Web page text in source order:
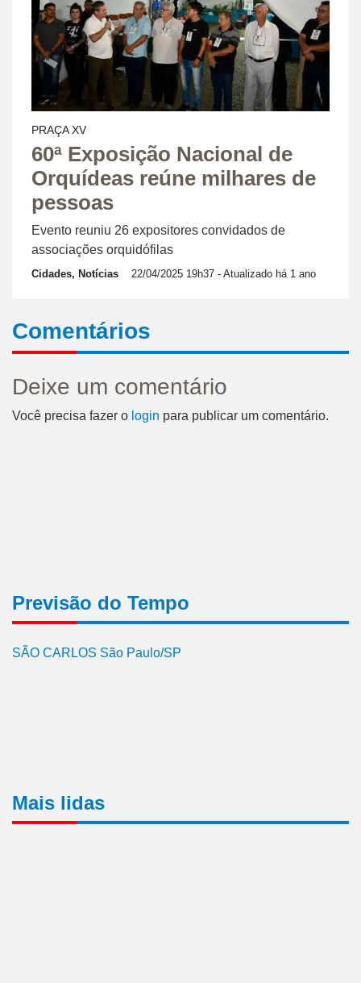
PRAÇA XV
60ª Exposição Nacional de
Orquídeas reúne milhares de
pessoas
Evento reuniu 26 expositores convidados de
associações orquidófilas
Cidades, Notícias 22/04/2025 19h37 - Atualizado há 1 ano
Comentários
Deixe um comentário
Você precisa fazer o login para publicar um comentário.
Previsão do Tempo
SÃO CARLOS São Paulo/SP
Mais lidas